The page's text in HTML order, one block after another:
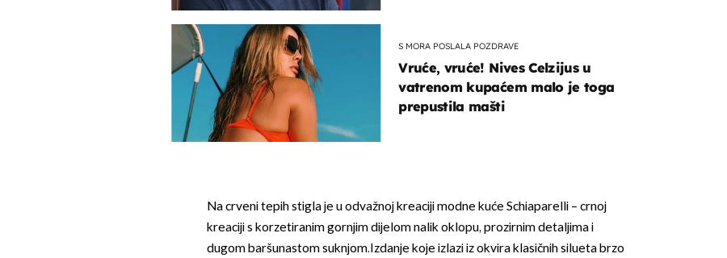
S MORA POSLALA POZDRAVE
Vruće, vruće! Nives Celzijus u
vatrenom kupaćem malo je toga
prepustila mašti
Na crveni tepih stigla je u odvažnoj kreaciji modne kuće Schiaparelli – crnoj
kreaciji s korzetiranim gornjim dijelom nalik oklopu, prozirnim detaljima i
dugom baršunastom suknjom.Izdanje koje izlazi iz okvira klasičnih silueta brzo